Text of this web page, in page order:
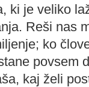
ki je veliko
Reši nas
ko
povsem
kaj želi